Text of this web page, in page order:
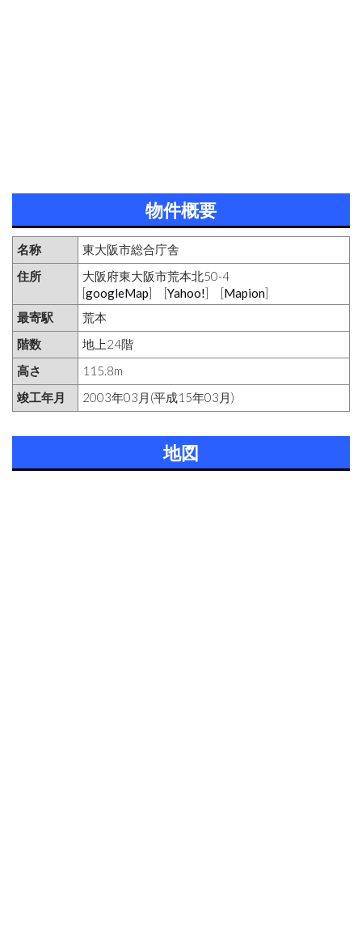
物件概要
名称
東大阪市総合庁舎
住所
大阪府東大阪市荒本北50-4
[googleMap] [Yahoo!] [Mapion]
最寄駅
荒本
階数
地上24階
高さ
115.8m
竣工年月
2003年03月(平成15年03月)
地図